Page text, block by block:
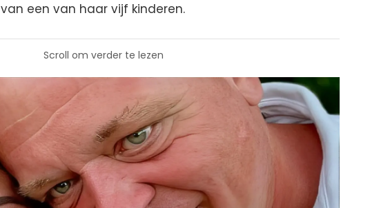
van een van haar vijf kinderen.
Scroll om verder te lezen